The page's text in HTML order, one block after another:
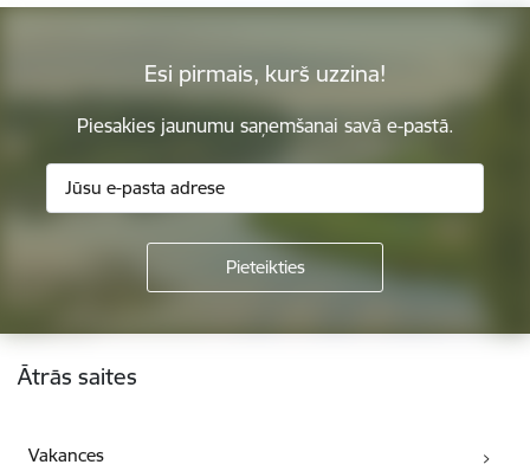
Esi pirmais, kurš uzzina!
Piesakies jaunumu saņemšanai savā e-pastā.
Kājene
Ātrās saites
Vakances